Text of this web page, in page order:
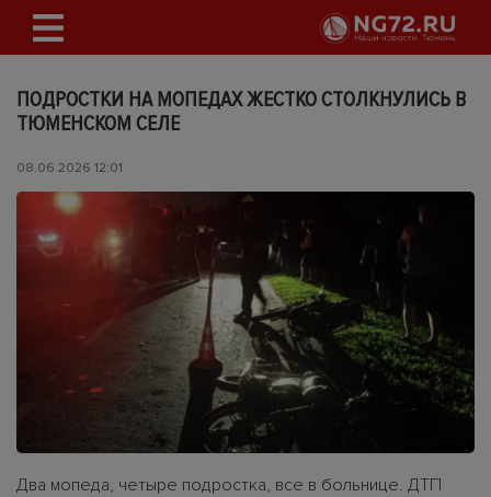
ПОДРОСТКИ НА МОПЕДАХ ЖЕСТКО СТОЛКНУЛИСЬ В
ТЮМЕНСКОМ СЕЛЕ
08.06.2026 12:01
Два мопеда, четыре подростка, все в больнице. ДТП